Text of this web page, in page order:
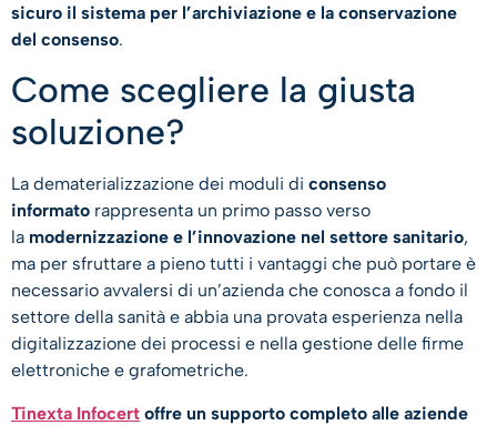
sicuro il sistema per l’archiviazione e la conservazione
del consenso.
Come scegliere la giusta
soluzione?
La dematerializzazione dei moduli di consenso
informato rappresenta un primo passo verso
la modernizzazione e l’innovazione nel settore sanitario,
ma per sfruttare a pieno tutti i vantaggi che può portare è
necessario avvalersi di un’azienda che conosca a fondo il
settore della sanità e abbia una provata esperienza nella
digitalizzazione dei processi e nella gestione delle firme
elettroniche e grafometriche.
Tinexta Infocert offre un supporto completo alle aziende